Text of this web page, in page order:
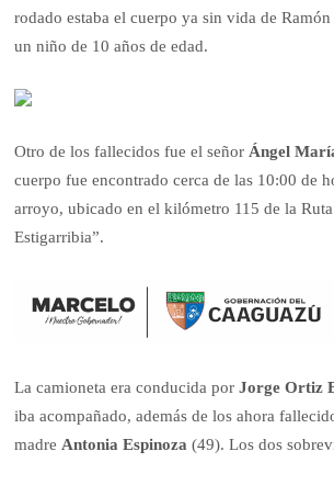
rodado estaba el cuerpo ya sin vida de
un niño de 10 años de edad.
Otro de los fallecidos fue el señorÁngel
cuerpo fue encontrado cerca de las 10:00 de
arroyo, ubicado en el kilómetro 115 de la
Estigarribia”.
La camioneta era conducida porJorge Ortiz
iba acompañado, además de los ahora
madre Antonia Espinoza (49). Los dos